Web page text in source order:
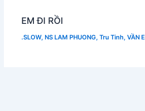
EM ĐI RỒI
.SLOW, NS LAM PHUONG,Tru Tinh,VẦN E